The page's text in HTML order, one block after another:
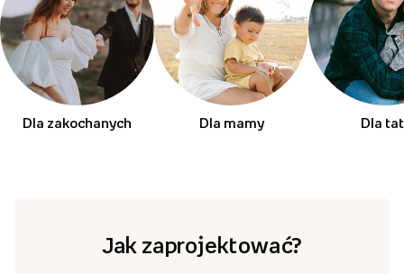
Dla zakochanych Dla mamy Dla
Jak zaprojektować?